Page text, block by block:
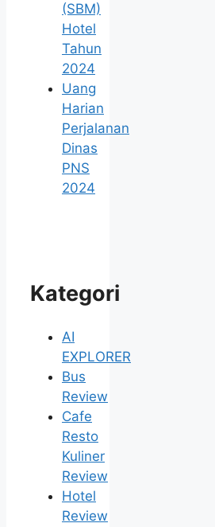
(SBM)
Hotel
Tahun
2024
Uang
Harian
Perjalanan
Dinas
PNS
2024
Kategori
AI
EXPLORER
Bus
Review
Cafe
Resto
Kuliner
Review
Hotel
Review